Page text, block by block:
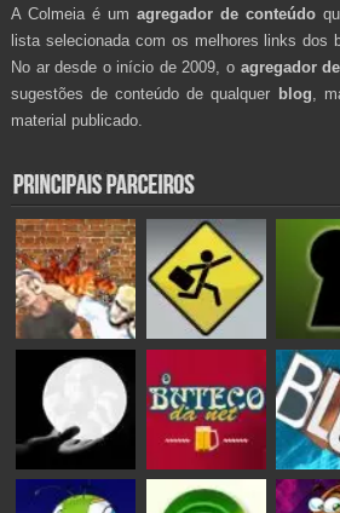
A Colmeia é um agregador de conteúdo
lista selecionada com os melhores links dos
No ar desde o início de 2009, o agregador
sugestões de conteúdo de qualquer blog ,
material publicado.